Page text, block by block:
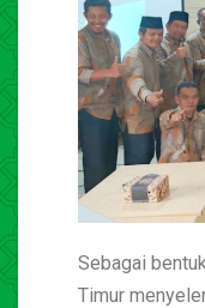
Sebagai
Timur